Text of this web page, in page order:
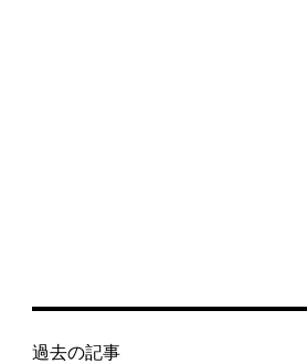
過去の記事